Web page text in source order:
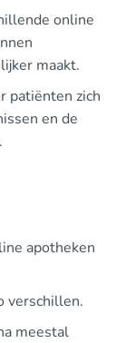
online
maakt.
patiënten zich
en de
apotheken
verschillen.
meestal